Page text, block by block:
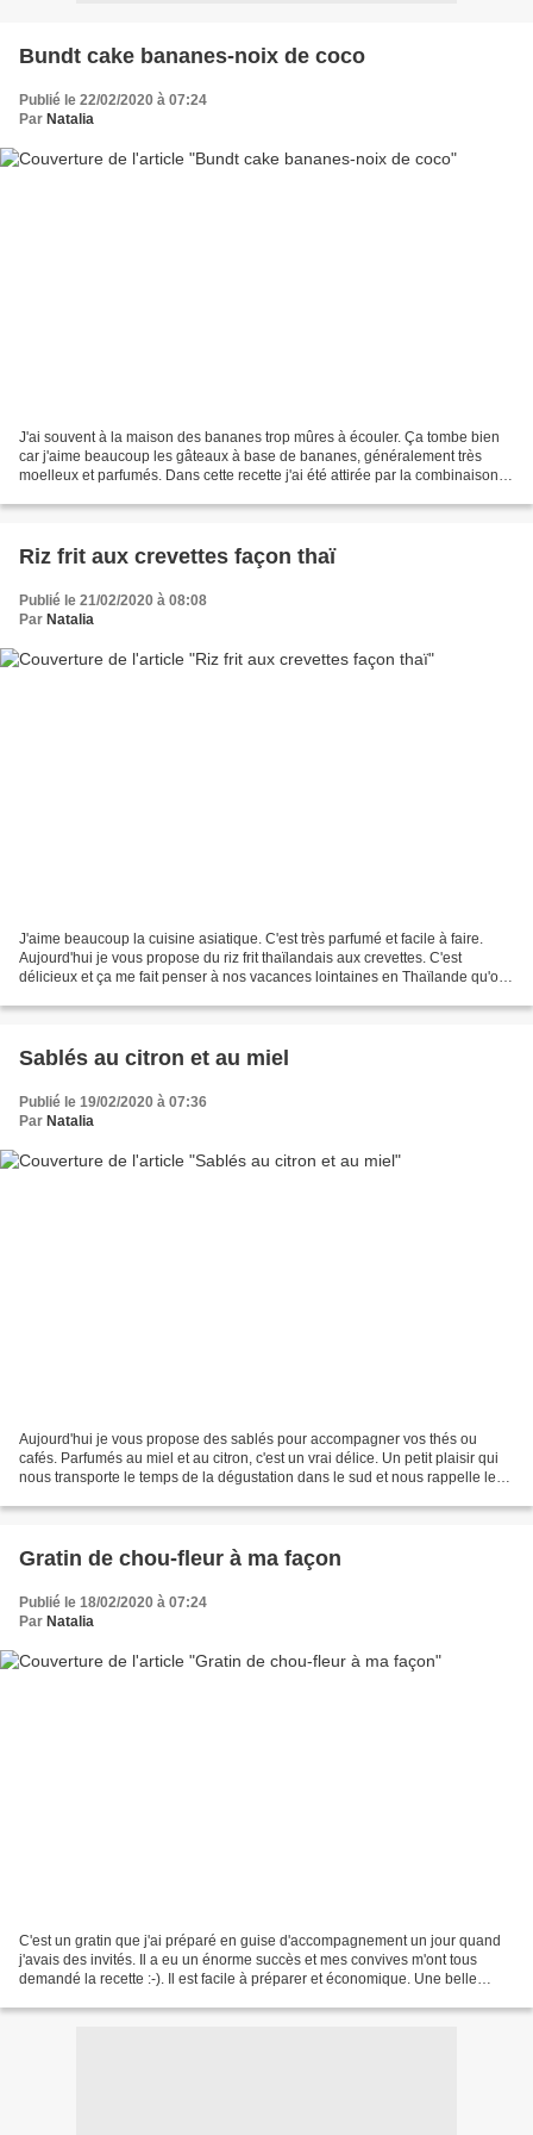
Bundt cake bananes-noix de coco
Publié le 22/02/2020 à 07:24
Par Natalia
J'ai souvent à la maison des bananes trop mûres à écouler. Ça tombe bien
car j'aime beaucoup les gâteaux à base de bananes, généralement très
moelleux et parfumés. Dans cette recette j'ai été attirée par la combinaison
Riz frit aux crevettes façon thaï
Publié le 21/02/2020 à 08:08
Par Natalia
J'aime beaucoup la cuisine asiatique. C'est très parfumé et facile à faire.
Aujourd'hui je vous propose du riz frit thaïlandais aux crevettes. C'est
délicieux et ça me fait penser à nos vacances lointaines en Thaïlande qu'on
Sablés au citron et au miel
Publié le 19/02/2020 à 07:36
Par Natalia
Aujourd'hui je vous propose des sablés pour accompagner vos thés ou
cafés. Parfumés au miel et au citron, c'est un vrai délice. Un petit plaisir qui
nous transporte le temps de la dégustation dans le sud et nous rappelle les
Gratin de chou-fleur à ma façon
Publié le 18/02/2020 à 07:24
Par Natalia
C'est un gratin que j'ai préparé en guise d'accompagnement un jour quand
j'avais des invités. Il a eu un énorme succès et mes convives m'ont tous
demandé la recette :-). Il est facile à préparer et économique. Une belle